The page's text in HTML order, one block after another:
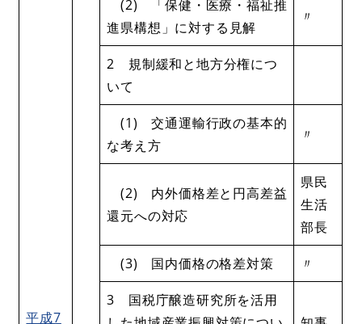
平成7
(2) 「保健・医療・福祉推
進県構想」に対する見解
〃
2 規制緩和と地方分権につ
いて
(1) 交通運輸行政の基本的
な考え方
〃
(2) 内外価格差と円高差益
還元への対応
県民
生活
部長
(3) 国内価格の格差対策 〃
3 国税庁醸造研究所を活用